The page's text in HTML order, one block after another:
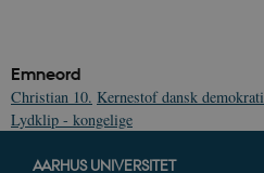
Emneord
Christian 10. Kernestof dansk demokrati
Lydklip - kongelige
AARHUS UNIVERSITET